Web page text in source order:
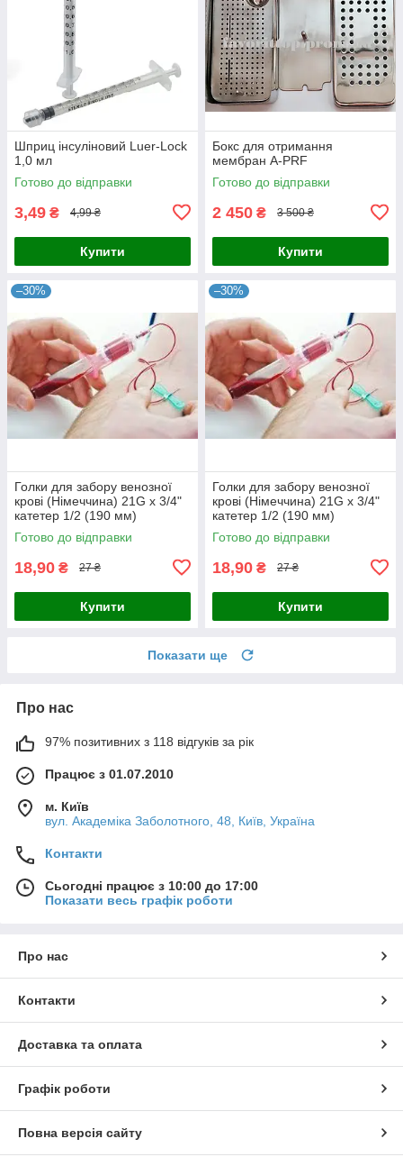
Шприц інсуліновий Luer-Lock
1,0 мл
Готово до відправки
3,49 ₴ 4,99 ₴
Купити
Бокс для отримання
мембран A-PRF
Готово до відправки
2 450 ₴ 3 500 ₴
Купити
–30%
Голки для забору венозної
крові (Німеччина) 21G x 3/4"
катетер 1/2 (190 мм)
Готово до відправки
18,90 ₴ 27 ₴
Купити
–30%
Голки для забору венозної
крові (Німеччина) 21G x 3/4"
катетер 1/2 (190 мм)
Готово до відправки
18,90 ₴ 27 ₴
Купити
Показати ще
Про нас
97% позитивних з 118 відгуків за рік
Працює з 01.07.2010
м. Київ
вул. Академіка Заболотного, 48, Київ, Україна
Контакти
Сьогодні працює з 10:00 до 17:00
Показати весь графік роботи
Про нас
Контакти
Доставка та оплата
Графік роботи
Повна версія сайту